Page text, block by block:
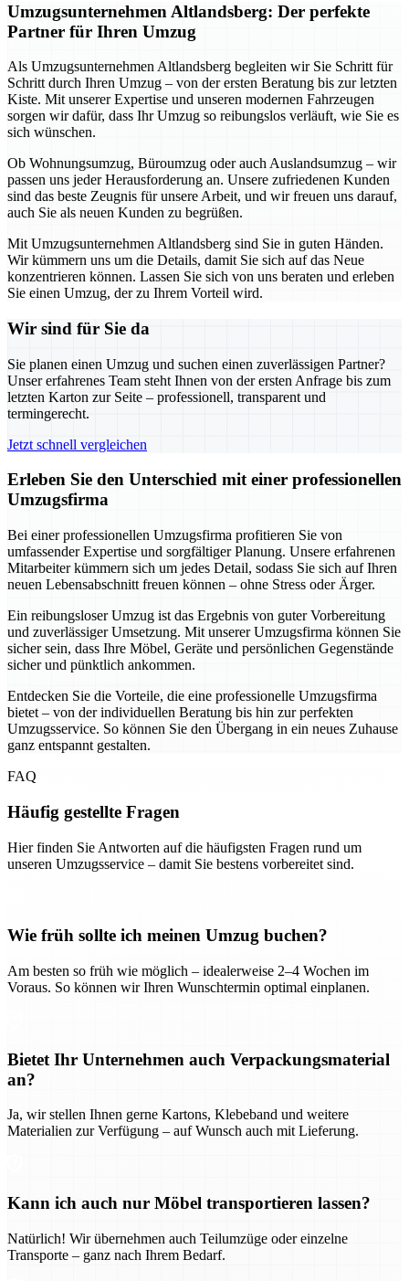
Umzugsunternehmen Altlandsberg: Der perfekte
Partner für Ihren Umzug
Als Umzugsunternehmen Altlandsberg begleiten wir Sie Schritt für
Schritt durch Ihren Umzug – von der ersten Beratung bis zur letzten
Kiste. Mit unserer Expertise und unseren modernen Fahrzeugen
sorgen wir dafür, dass Ihr Umzug so reibungslos verläuft, wie Sie es
sich wünschen.
Ob Wohnungsumzug, Büroumzug oder auch Auslandsumzug – wir
passen uns jeder Herausforderung an. Unsere zufriedenen Kunden
sind das beste Zeugnis für unsere Arbeit, und wir freuen uns darauf,
auch Sie als neuen Kunden zu begrüßen.
Mit Umzugsunternehmen Altlandsberg sind Sie in guten Händen.
Wir kümmern uns um die Details, damit Sie sich auf das Neue
konzentrieren können. Lassen Sie sich von uns beraten und erleben
Sie einen Umzug, der zu Ihrem Vorteil wird.
Wir sind für Sie da
Sie planen einen Umzug und suchen einen zuverlässigen Partner?
Unser erfahrenes Team steht Ihnen von der ersten Anfrage bis zum
letzten Karton zur Seite – professionell, transparent und
termingerecht.
Jetzt schnell vergleichen
Erleben Sie den Unterschied mit einer professionellen
Umzugsfirma
Bei einer professionellen Umzugsfirma profitieren Sie von
umfassender Expertise und sorgfältiger Planung. Unsere erfahrenen
Mitarbeiter kümmern sich um jedes Detail, sodass Sie sich auf Ihren
neuen Lebensabschnitt freuen können – ohne Stress oder Ärger.
Ein reibungsloser Umzug ist das Ergebnis von guter Vorbereitung
und zuverlässiger Umsetzung. Mit unserer Umzugsfirma können Sie
sicher sein, dass Ihre Möbel, Geräte und persönlichen Gegenstände
sicher und pünktlich ankommen.
Entdecken Sie die Vorteile, die eine professionelle Umzugsfirma
bietet – von der individuellen Beratung bis hin zur perfekten
Umzugsservice. So können Sie den Übergang in ein neues Zuhause
ganz entspannt gestalten.
FAQ
Häufig gestellte Fragen
Hier finden Sie Antworten auf die häufigsten Fragen rund um
unseren Umzugsservice – damit Sie bestens vorbereitet sind.
Wie früh sollte ich meinen Umzug buchen?
Am besten so früh wie möglich – idealerweise 2–4 Wochen im
Voraus. So können wir Ihren Wunschtermin optimal einplanen.
Bietet Ihr Unternehmen auch Verpackungsmaterial
an?
Ja, wir stellen Ihnen gerne Kartons, Klebeband und weitere
Materialien zur Verfügung – auf Wunsch auch mit Lieferung.
Kann ich auch nur Möbel transportieren lassen?
Natürlich! Wir übernehmen auch Teilumzüge oder einzelne
Transporte – ganz nach Ihrem Bedarf.